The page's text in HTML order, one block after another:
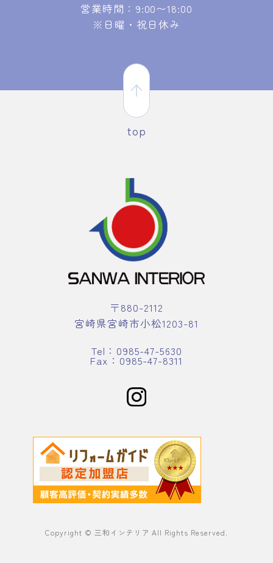
営業時間：9:00〜18:00
※日曜・祝日休み
top
〒880-2112
宮崎県宮崎市小松1203-81
Tel：0985-47-5630
Fax：0985-47-8311
Copyright © 三和インテリア All Rights Reserved.